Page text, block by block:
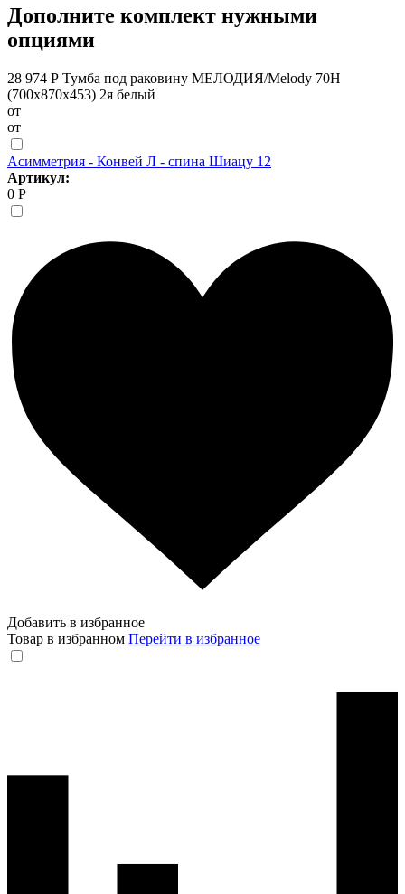
Дополните комплект нужными
опциями
28 974 Р Тумба под раковину МЕЛОДИЯ/Melody 70Н
(700х870х453) 2я белый
от
от
Асимметрия - Конвей Л - спина Шиацу 12
Артикул:
0 Р
Добавить в избранное
Товар в избранном Перейти в избранное